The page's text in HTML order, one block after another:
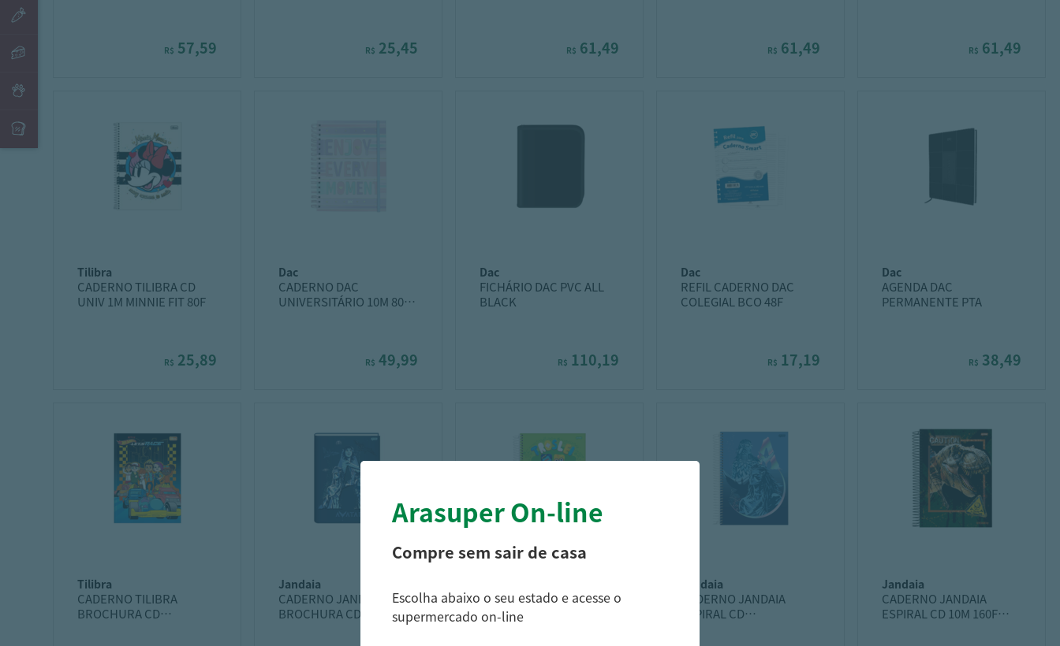
R$ 57,59 R$ 25,45 R$ 61,49 R$ 61,49 R$ 61,49
tilibra
CADERNO TILIBRA CD
UNIV 1M MINNIE FIT 80F
R$ 25,89
dac
CADERNO DAC
UNIVERSITÁRIO 10M 80F
R$ 49,99
dac
FICHÁRIO DAC PVC ALL
BLACK
R$ 110,19
dac
REFIL CADERNO DAC
COLEGIAL BCO 48F
R$ 17,19
dac
AGENDA DAC
PERMANENTE PTA
R$ 38,49
tilibra
CADERNO TILIBRA
BROCHURA CD
jandaia
CADERNO JANDAIA
BROCHURA CD 80F
CADERNO JANDAIA
ESPIRAL CD
jandaia
CADERNO JANDAIA
ESPIRAL CD
jandaia
CADERNO JANDAIA
ESPIRAL CD 10M 160F
Arasuper On-line
Compre sem sair de casa
Escolha abaixo o seu estado e acesse o
supermercado on-line